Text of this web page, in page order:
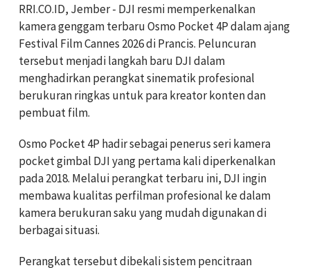
RRI.CO.ID, Jember - DJI resmi memperkenalkan
kamera genggam terbaru Osmo Pocket 4P dalam ajang
Festival Film Cannes 2026 di Prancis. Peluncuran
tersebut menjadi langkah baru DJI dalam
menghadirkan perangkat sinematik profesional
berukuran ringkas untuk para kreator konten dan
pembuat film.
Osmo Pocket 4P hadir sebagai penerus seri kamera
pocket gimbal DJI yang pertama kali diperkenalkan
pada 2018. Melalui perangkat terbaru ini, DJI ingin
membawa kualitas perfilman profesional ke dalam
kamera berukuran saku yang mudah digunakan di
berbagai situasi.
Perangkat tersebut dibekali sistem pencitraan